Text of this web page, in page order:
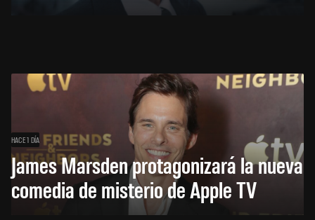
HACE 1 DÍA
James Marsden protagonizará la nueva
comedia de misterio de Apple TV